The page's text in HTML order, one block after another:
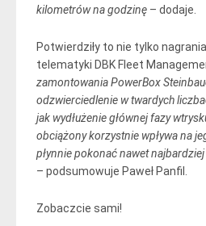
kilometrów na godzinę – dodaje.
Potwierdziły to nie tylko
telematyki DBK Fleet
zamontowania PowerBox
odzwierciedlenie w twardych
jak wydłużenie głównej fazy
obciążony korzystnie wpływa na
płynnie pokonać nawet
– podsumowuje Paweł Panfil.
Zobaczcie sami!